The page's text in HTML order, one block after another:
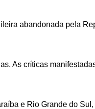
abandonada pela
As críticas
e Rio Grande do